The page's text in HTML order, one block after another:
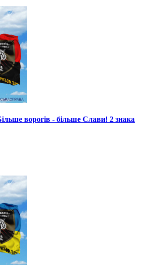
ворогів - більше Слави! 2 знака